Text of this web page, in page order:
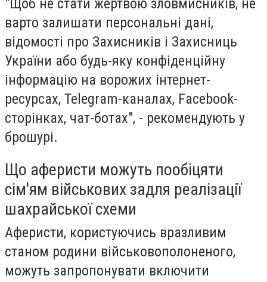
"Щоб не стати жертвою зловмисників, не
варто залишати персональні дані,
відомості про Захисників і Захисниць
України або будь-яку конфіденційну
інформацію на ворожих інтернет-
ресурсах, Telegram-каналах, Facebook-
сторінках, чат-ботах", - рекомендують у
брошурі.
Що аферисти можуть пообіцяти
сім'ям військових задля реалізації
шахрайської схеми
Аферисти, користуючись вразливим
станом родини військовополоненого,
можуть запропонувати включити